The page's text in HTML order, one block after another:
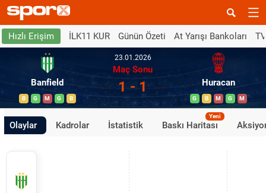
Hızlı Erişim İLK11 KUR Günün Özeti At Yarışı Bankoları
Banfield
B G M G B
23.01.2026
Maç Sonu
1 - 1 Huracan
G B M G M
Olaylar Kadrolar İstatistik Baskı Haritası
Yeni